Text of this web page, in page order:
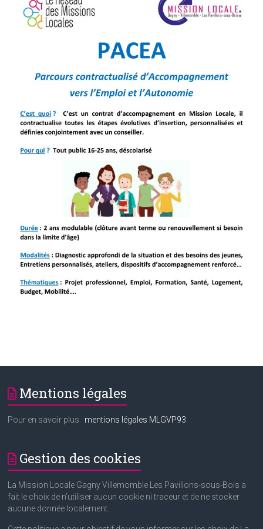
Mentions légales
Pour en savoir plus : mentions légales MLGVP93
Gestion des cookies
La Mission Locale Gagny Villemomble Les Pavillons-sous-Bois a
fait le choix de n’utiliser aucun cookie ni traceur et de ne stocker
aucune donnée localement.